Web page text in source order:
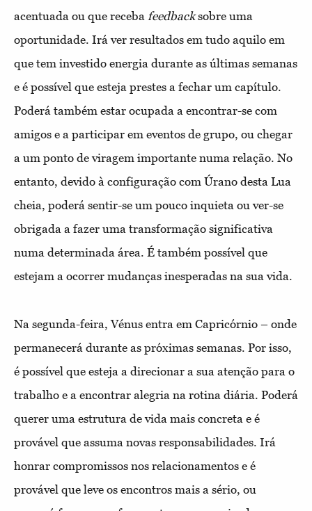
acentuada ou que receba feedbacksobre uma
oportunidade. Irá ver resultados em tudo aquilo em
que tem investido energia durante as últimas semanas
e é possível que esteja prestes a fechar um capítulo.
Poderá também estar ocupada a encontrar-se com
amigos e a participar em eventos de grupo, ou chegar
a um ponto de viragem importante numa relação. No
entanto, devido à configuração com Úrano desta Lua
cheia, poderá sentir-se um pouco inquieta ou ver-se
obrigada a fazer uma transformação significativa
numa determinada área. É também possível que
estejam a ocorrer mudanças inesperadas na sua vida.
Na segunda-feira, Vénus entra em Capricórnio – onde
permanecerá durante as próximas semanas. Por isso,
é possível que esteja a direcionar a sua atenção para o
trabalho e a encontrar alegria na rotina diária. Poderá
querer uma estrutura de vida mais concreta e é
provável que assuma novas responsabilidades. Irá
honrar compromissos nos relacionamentos e é
provável que leve os encontros mais a sério, ou